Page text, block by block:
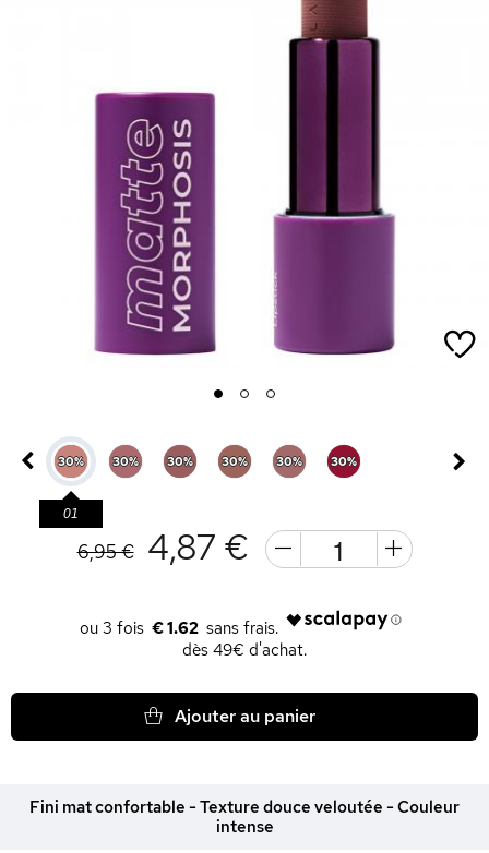
1 2 3
6,95 € 4,87 €
€ 1.62
dès 49€ d'achat.
Ajouter au panier
Fini mat confortable - Texture douce veloutée - Couleur
intense
01